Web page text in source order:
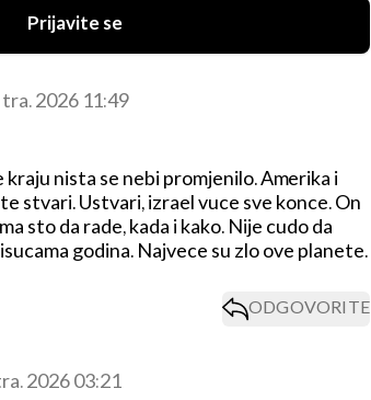
Prijavite se
tra. 2026 11:49
kraju nista se nebi promjenilo. Amerika i
stvari. Ustvari, izrael vuce sve konce. On
sto da rade, kada i kako. Nije cudo da
godina. Najvece su zlo ove planete.
ODGOVORITE
2026 03:21